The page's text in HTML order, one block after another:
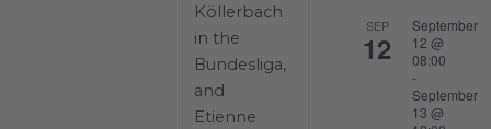
Köllerbach
in the
Bundesliga,
and
Etienne
SEP
12
September
12 @
08:00
-
September
13 @